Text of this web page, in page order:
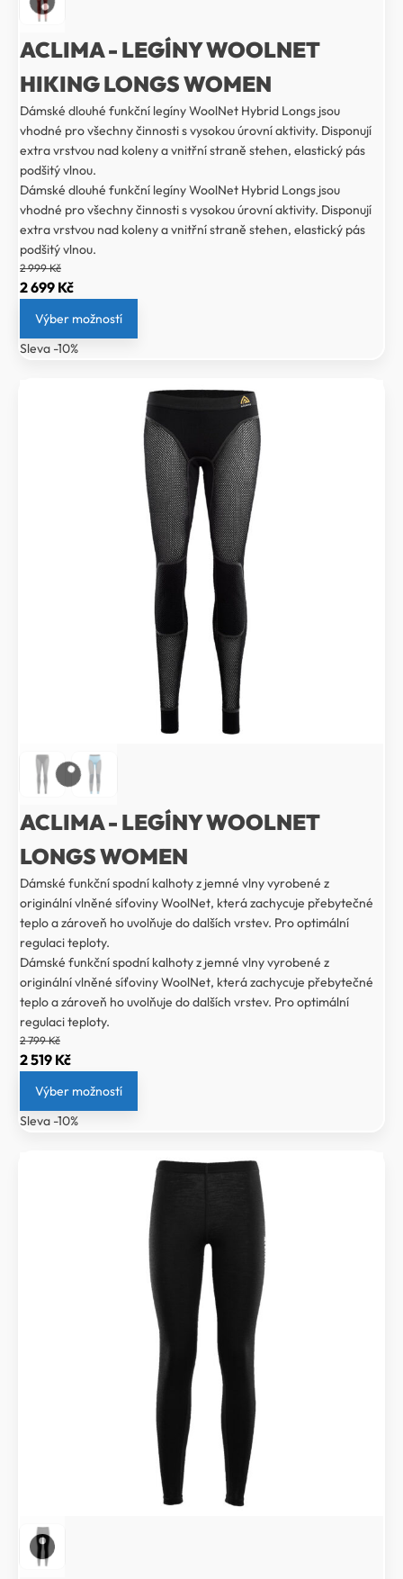
ACLIMA - LEGÍNY WOOLNET
HIKING LONGS WOMEN
Dámské dlouhé funkční legíny WoolNet Hybrid Longs jsou
vhodné pro všechny činnosti s vysokou úrovní aktivity. Disponují
extra vrstvou nad koleny a vnitřní straně stehen, elastický pás
podšitý vlnou.
Dámské dlouhé funkční legíny WoolNet Hybrid Longs jsou
vhodné pro všechny činnosti s vysokou úrovní aktivity. Disponují
extra vrstvou nad koleny a vnitřní straně stehen, elastický pás
podšitý vlnou.
2 999Kč
Původní
cena
byla:
2
2 699 KčAktuální
cena
2
Výber možností
Sleva -10%
ACLIMA - LEGÍNY WOOLNET
LONGS WOMEN
Dámské funkční spodní kalhoty z jemné vlny vyrobené z
originální vlněné síťoviny WoolNet, která zachycuje přebytečné
teplo a zároveň ho uvolňuje do dalších vrstev. Pro optimální
regulaci teploty.
Dámské funkční spodní kalhoty z jemné vlny vyrobené z
originální vlněné síťoviny WoolNet, která zachycuje přebytečné
teplo a zároveň ho uvolňuje do dalších vrstev. Pro optimální
regulaci teploty.
2 799Kč
Původní
cena
byla:
2
2 519 KčAktuální
cena
2
Výber možností
Sleva -10%